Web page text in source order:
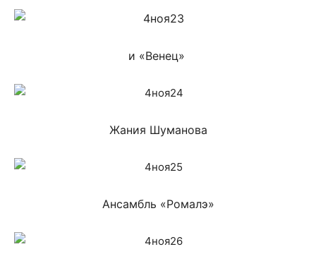
и «Венец»
Жания Шуманова
Ансамбль «Ромалэ»